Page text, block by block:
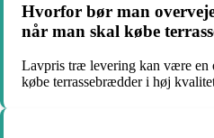
Hvorfor bør man
når man skal købe
Lavpris træ levering kan være en
købe terrassebrædder i høj